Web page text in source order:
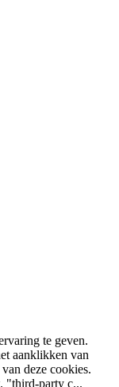
te geven.
aanklikken van
deze cookies.
"third-party c...